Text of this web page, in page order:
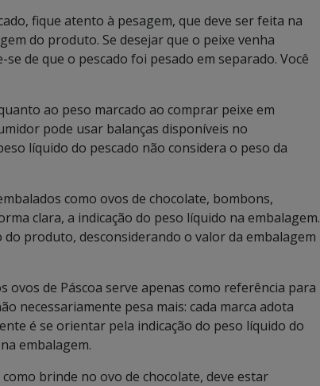
fique atento à pesagem, que deve ser feita na
do produto. Se desejar que o peixe venha
de que o pescado foi pesado em separado. Você
ao peso marcado ao comprar peixe em
pode usar balanças disponíveis no
líquido do pescado não considera o peso da
como ovos de chocolate, bombons,
clara, a indicação do peso líquido na embalagem.
produto, desconsiderando o valor da embalagem
ovos de Páscoa serve apenas como referência para
necessariamente pesa mais: cada marca adota
é se orientar pela indicação do peso líquido do
embalagem.
brinde no ovo de chocolate, deve estar